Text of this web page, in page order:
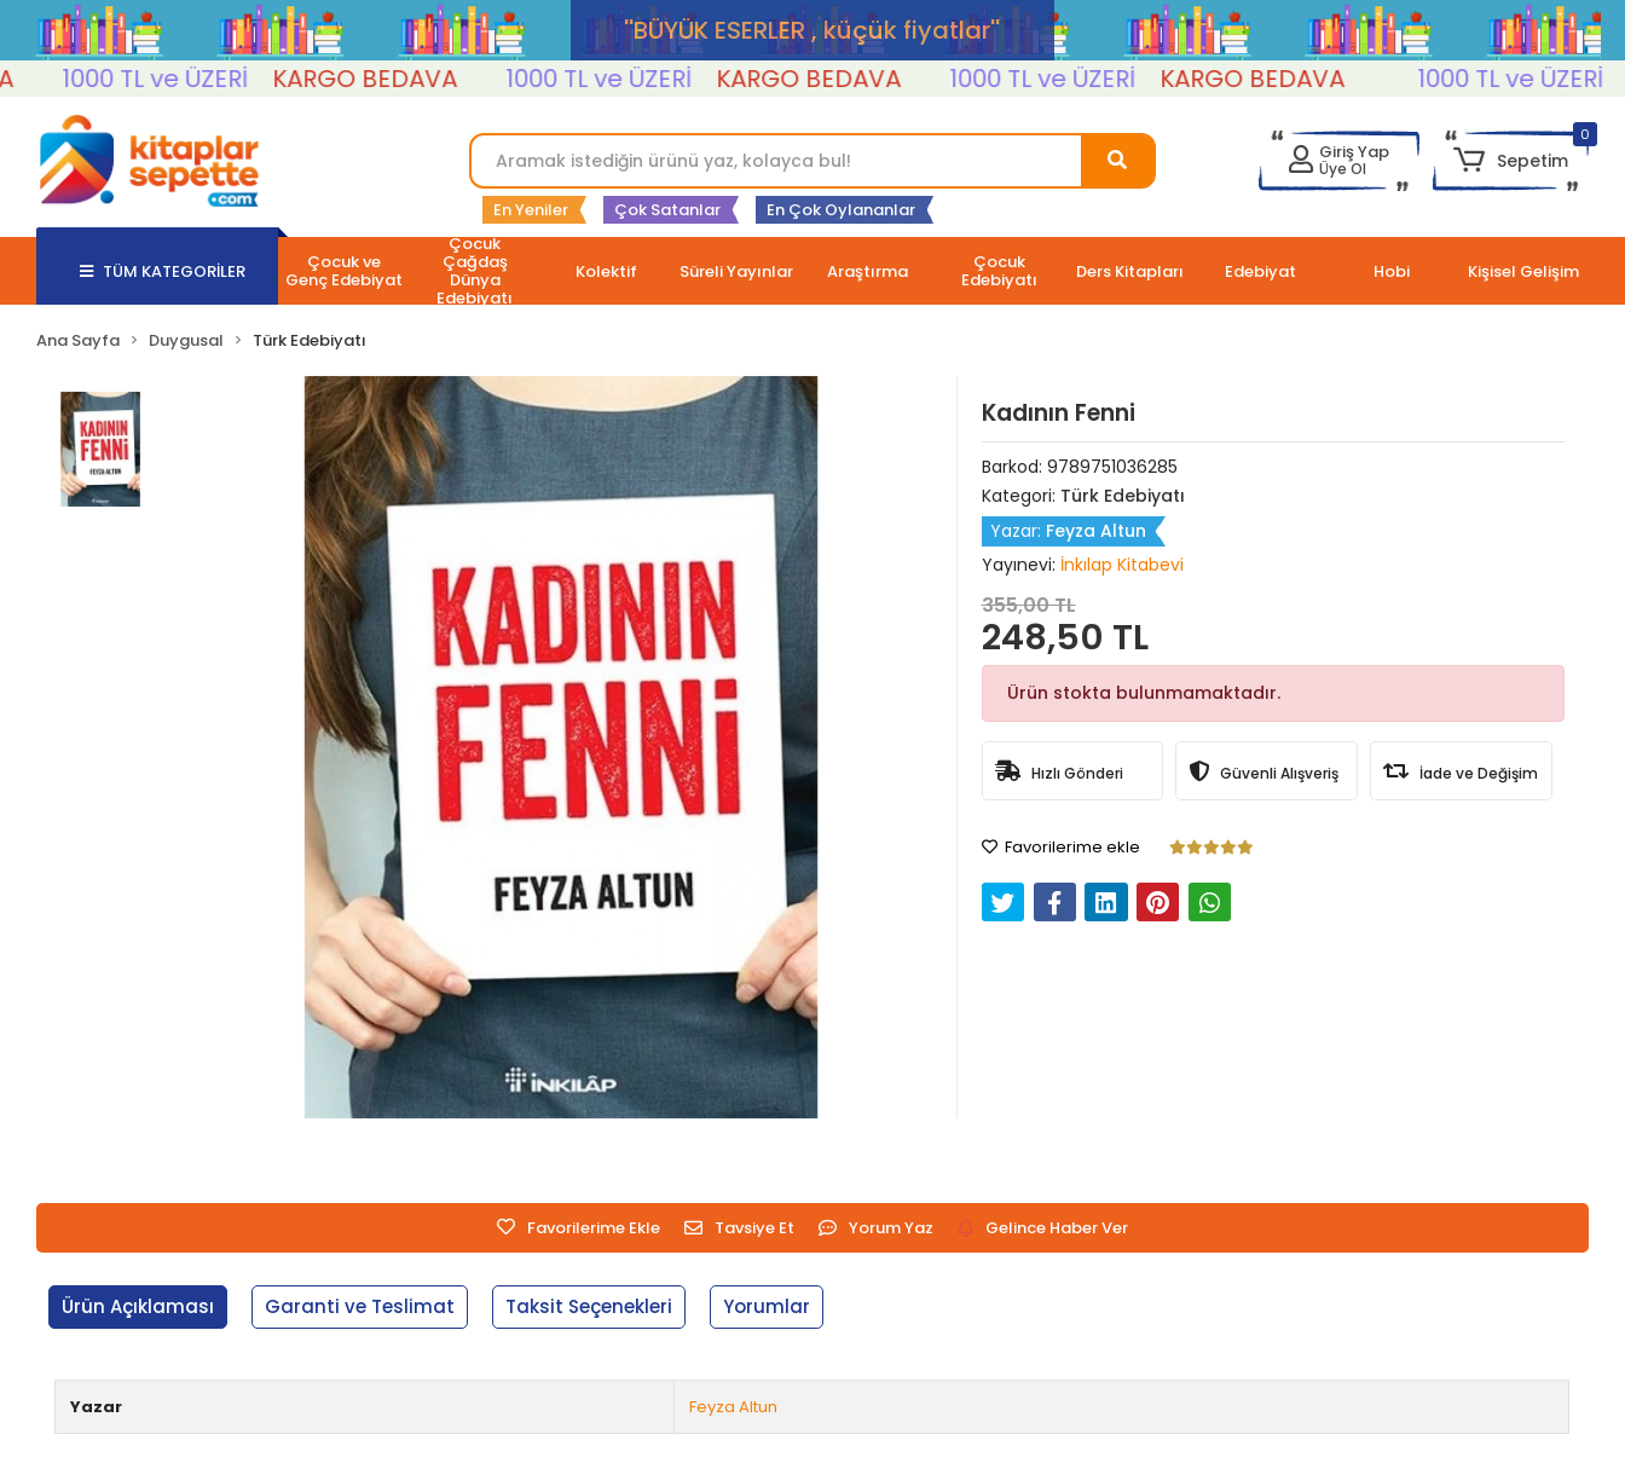
''BÜYÜK ESERLER , küçük fiyatlar''
1000 TL ve ÜZERİ
KARGO BEDAVA 1000 TL ve ÜZERİ KARGO BEDAVA 1000 TL ve ÜZERİ KARGO BEDAVA 1000 TL ve ÜZERİ
En Yeniler Çok Satanlar En Çok Oylananlar
Giriş Yap
Üye Ol
0
Sepetim
TÜM KATEGORİLER Çocuk ve
Genç Edebiyat
Çocuk
Çağdaş
Dünya
Edebiyatı
Kolektif Süreli Yayınlar Araştırma Çocuk
Edebiyatı Ders Kitapları Edebiyat Hobi Kişisel Gelişim
Ana Sayfa Duygusal Türk Edebiyatı
Kadının Fenni
Barkod: 9789751036285
Kategori: Türk Edebiyatı
Yazar: Feyza Altun
Yayınevi: İnkılap Kitabevi
355,00 TL
248,50 TL
Ürün stokta bulunmamaktadır.
Hızlı Gönderi Güvenli Alışveriş İade ve Değişim
Favorilerime ekle
Favorilerime Ekle Tavsiye Et Yorum Yaz Gelince Haber Ver
Ürün Açıklaması Garanti ve Teslimat Taksit Seçenekleri Yorumlar
Yazar Feyza Altun